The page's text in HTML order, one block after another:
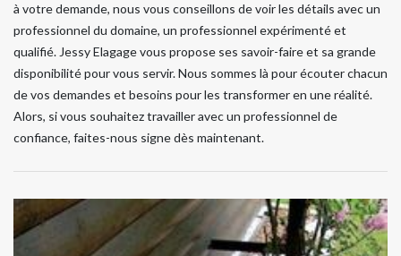
à votre demande, nous vous conseillons de voir les détails avec un
professionnel du domaine, un professionnel expérimenté et
qualifié. Jessy Elagage vous propose ses savoir-faire et sa grande
disponibilité pour vous servir. Nous sommes là pour écouter chacun
de vos demandes et besoins pour les transformer en une réalité.
Alors, si vous souhaitez travailler avec un professionnel de
confiance, faites-nous signe dès maintenant.